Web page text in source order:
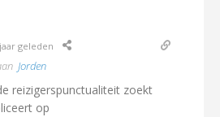
geleden
Jorden
reizigerspunctualiteit zoekt
op